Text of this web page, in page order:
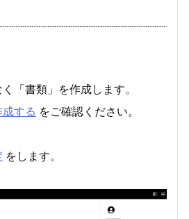
「書類」を作成します。
する をご確認ください。
をします。